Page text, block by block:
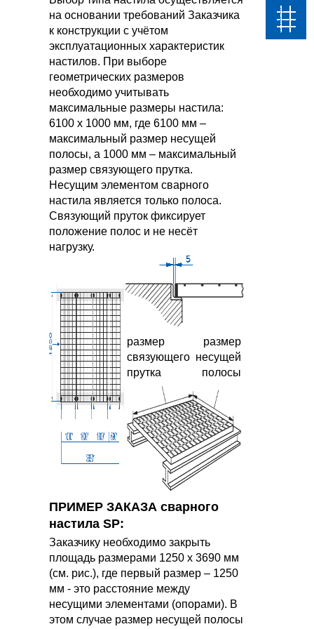
на основании требований Заказчика
к конструкции с учётом
эксплуатационных характеристик
настилов. При выборе
геометрических размеров
необходимо учитывать
максимальные размеры настила:
6100 х 1000 мм, где 6100 мм –
максимальный размер несущей
полосы, а 1000 мм – максимальный
размер связующего прутка.
Несущим элементом сварного
настила является только полоса.
Связующий пруток фиксирует
положение полос и не несёт
нагрузку.
размер
связующего
прутка
размер
несущей
полосы
ПРИМЕР ЗАКАЗА сварного
настила SP:
Заказчику необходимо закрыть
площадь размерами 1250 х 3690 мм
(см. рис.), где первый размер – 1250
мм - это расстояние между
несущими элементами (опорами). В
этом случае размер несущей полосы